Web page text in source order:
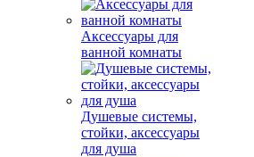
Аксессуары для
ванной комнаты
Душевые системы,
стойки, аксессуары
для душа